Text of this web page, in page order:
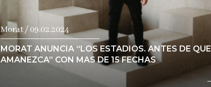
Morat / 09.02.2024
MORAT ANUNCIA “LOS ESTADIOS. ANTES DE QUE
AMANEZCA” CON MAS DE 15 FECHAS